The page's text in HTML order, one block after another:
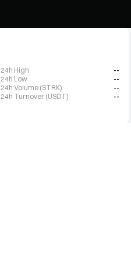
24h High
--
24h Low
--
24h Volume (STRK)
--
24h Turnover (USDT)
--